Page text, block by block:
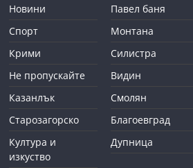
Новини
Спорт
Крими
Не пропускайте
Казанлък
Старозагорско
Култура и
изкуство
Павел баня
Монтана
Силистра
Видин
Смолян
Благоевград
Дупница